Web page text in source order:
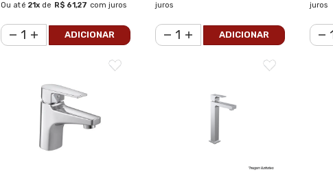
Ou até 21x de R$ 61,27 com juros
ADICIONAR
juros
ADICIONAR
juros